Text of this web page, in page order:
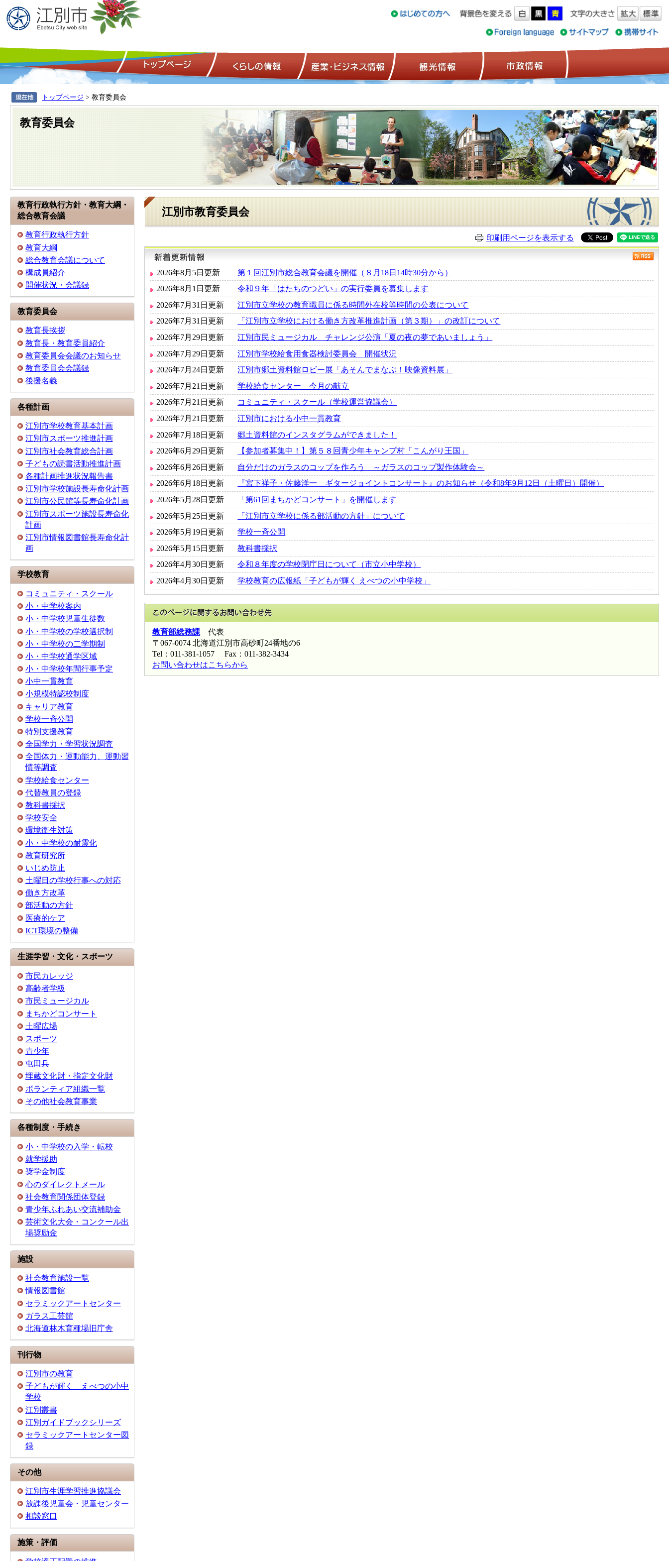
トップページ くらしの情報 産業・ビジネス情報 観光情報
トップページ > 教育委員会
教育委員会
教育行政執行方針・教育大綱・
総合教育会議
教育行政執行方針
教育大綱
総合教育会議について
構成員紹介
開催状況・会議録
教育委員会
教育長挨拶
教育長・教育委員紹介
教育委員会会議のお知らせ
教育委員会会議録
後援名義
各種計画
江別市学校教育基本計画
江別市スポーツ推進計画
江別市社会教育総合計画
子どもの読書活動推進計画
各種計画推進状況報告書
江別市学校施設長寿命化計画
江別市公民館等長寿命化計画
江別市スポーツ施設長寿命化
計画
江別市情報図書館長寿命化計
画
学校教育
コミュニティ・スクール
小・中学校案内
小・中学校児童生徒数
小・中学校の学校選択制
小・中学校の二学期制
小・中学校通学区域
小・中学校年間行事予定
小中一貫教育
小規模特認校制度
キャリア教育
学校一斉公開
特別支援教育
全国学力・学習状況調査
全国体力・運動能力、運動習
慣等調査
学校給食センター
代替教員の登録
教科書採択
学校安全
環境衛生対策
小・中学校の耐震化
教育研究所
いじめ防止
土曜日の学校行事への対応
働き方改革
部活動の方針
医療的ケア
ICT環境の整備
生涯学習・文化・スポーツ
市民カレッジ
高齢者学級
市民ミュージカル
まちかどコンサート
土曜広場
スポーツ
青少年
屯田兵
埋蔵文化財・指定文化財
ボランティア組織一覧
その他社会教育事業
各種制度・手続き
小・中学校の入学・転校
就学援助
奨学金制度
心のダイレクトメール
社会教育関係団体登録
青少年ふれあい交流補助金
芸術文化大会・コンクール出
場奨励金
施設
社会教育施設一覧
情報図書館
セラミックアートセンター
ガラス工芸館
北海道林木育種場旧庁舎
刊行物
江別市の教育
子どもが輝く えべつの小中
学校
江別叢書
江別ガイドブックシリーズ
セラミックアートセンター図
録
その他
江別市生涯学習推進協議会
放課後児童会・児童センター
相談窓口
施策・評価
江別市教育委員会
印刷用ページを表示する
2026年8月5日更新
第１回江別市総合教育会議を開催（８月18日14時30分から）
2026年8月1日更新
令和９年「はたちのつどい」の実行委員を募集します
2026年7月31日更新
江別市立学校の教育職員に係る時間外在校等時間の公表について
2026年7月31日更新
「江別市立学校における働き方改革推進計画（第３期）」の改訂について
2026年7月29日更新
江別市民ミュージカル チャレンジ公演「夏の夜の夢であいましょう」
2026年7月29日更新
江別市学校給食用食器検討委員会 開催状況
2026年7月24日更新
江別市郷土資料館ロビー展「あそんでまなぶ！映像資料展」
2026年7月21日更新
学校給食センター 今月の献立
2026年7月21日更新
コミュニティ・スクール（学校運営協議会）
2026年7月21日更新
江別市における小中一貫教育
2026年7月18日更新
郷土資料館のインスタグラムができました！
2026年6月29日更新
【参加者募集中！】第５８回青少年キャンプ村「こんがり王国」
2026年6月26日更新
自分だけのガラスのコップを作ろう ～ガラスのコップ製作体験会～
2026年6月18日更新
『宮下祥子・佐藤洋一 ギタージョイントコンサート』のお知らせ（令和8年9月12日（土曜日）開催）
2026年5月28日更新
「第61回まちかどコンサート」を開催します
2026年5月25日更新
「江別市立学校に係る部活動の方針」について
2026年5月19日更新
学校一斉公開
2026年5月15日更新
教科書採択
2026年4月30日更新
令和８年度の学校閉庁日について（市立小中学校）
2026年4月30日更新
学校教育の広報紙「子どもが輝く えべつの小中学校」
教育部総務課 代表
〒067-0074 北海道江別市高砂町24番地の6
Tel：011-381-1057 Fax：011-382-3434
お問い合わせはこちらから